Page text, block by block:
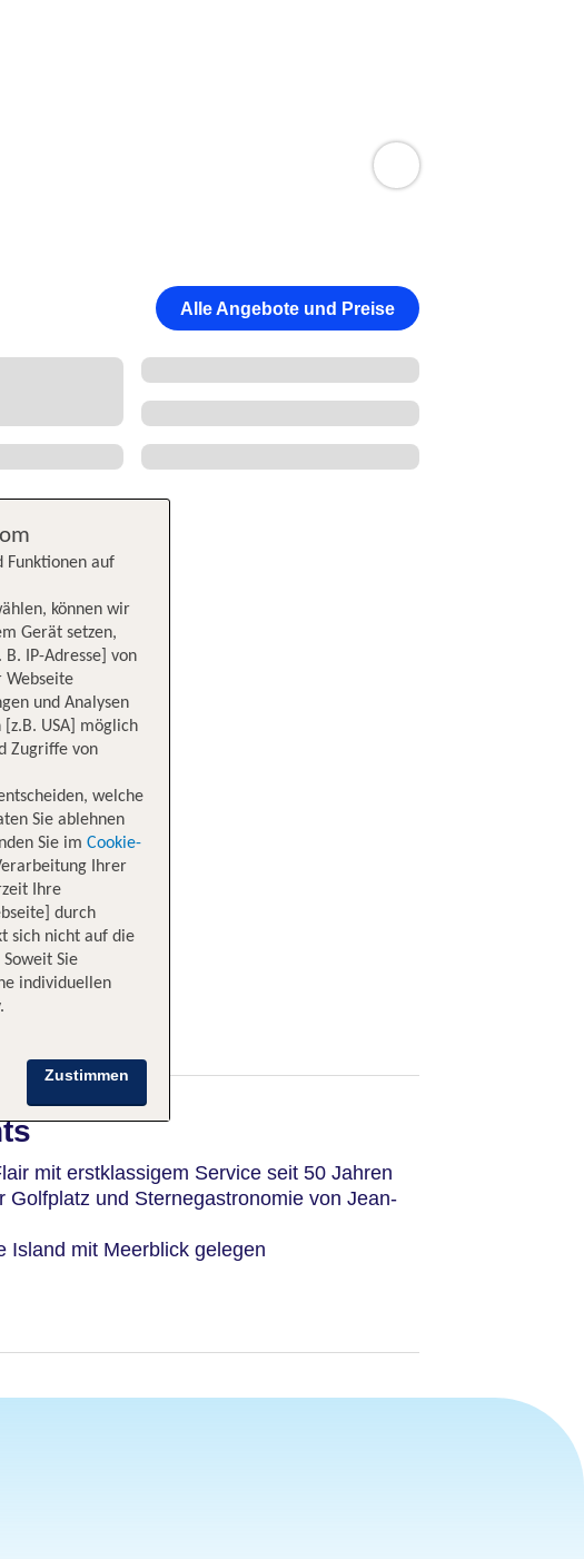
Alle Angebote und Preise
mit erstklassigem Service seit 50 Jahren
Golfplatz und Sternegastronomie von Jean-
Island mit Meerblick gelegen
Funktionen auf
können wir
Gerät setzen,
IP-Adresse] von
Webseite
und Analysen
USA] möglich
Zugriffe von
welche
Sie ablehnen
Sie im Cookie-
Ihrer
Ihre
durch
sich nicht auf die
Sie
individuellen
Zustimmen